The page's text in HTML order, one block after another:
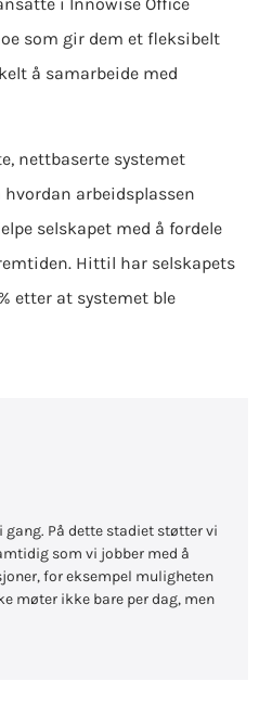
som gir dem et fleksibelt
å samarbeide med
nettbaserte systemet
arbeidsplassen
selskapet med å fordele
Hittil har selskapets
etter at systemet ble
På dette stadiet støtter vi
som vi jobber med å
for eksempel muligheten
møter ikke bare per dag, men